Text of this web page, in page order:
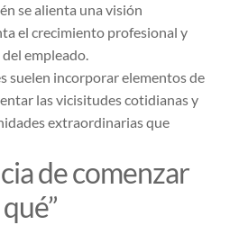
se alienta una visión
el crecimiento profesional y
empleado.
suelen incorporar elementos de
las vicisitudes cotidianas y
extraordinarias que
de comenzar